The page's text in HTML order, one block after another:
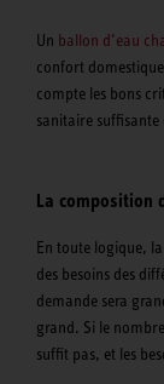
Un ballon d’eau
confort
compte les bons
sanitaire suffisante
La composition
En toute logique, la
des besoins des
demande sera
grand. Si le
suffit pas, et les